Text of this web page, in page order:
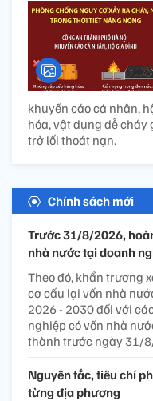
khuyến cáo cá nhân,
hóa, vật dụng dễ cháy
trở lối thoát nạn.
Chính sách mới
Trước 31/8/2026,
nhà nước tại doanh
Theo đó, khẩn trương
cơ cấu lại vốn nhà
2026 - 2030 đối với
nghiệp có vốn nhà
thành trước ngày 31/
Nguyên tắc, tiêu chí
từng địa phương